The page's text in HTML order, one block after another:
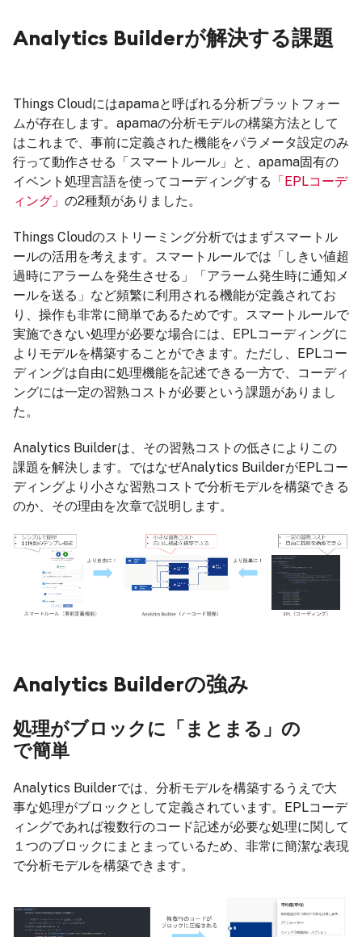
Analytics Builderが解決する課題
Things Cloudにはapamaと呼ばれる分析プラットフォー
ムが存在します。apamaの分析モデルの構築方法として
はこれまで、事前に定義された機能をパラメータ設定のみ
行って動作させる「スマートルール」と、apama固有の
イベント処理言語を使ってコーディングする 「EPLコーデ
ィング」 の2種類がありました。
Things Cloudのストリーミング分析ではまずスマートル
ールの活用を考えます。スマートルールでは「しきい値超
過時にアラームを発生させる」「アラーム発生時に通知メ
ールを送る」など頻繁に利用される機能が定義されてお
り、操作も非常に簡単であるためです。スマートルールで
実施できない処理が必要な場合には、EPLコーディングに
よりモデルを構築することができます。ただし、EPLコー
ディングは自由に処理機能を記述できる一方で、コーディ
ングには一定の習熟コストが必要という課題がありまし
た。
Analytics Builderは、その習熟コストの低さによりこの
課題を解決します。ではなぜAnalytics BuilderがEPLコー
ディングより小さな習熟コストで分析モデルを構築できる
のか、その理由を次章で説明します。
Analytics Builderの強み
処理がブロックに「まとまる」の
で簡単
Analytics Builderでは、分析モデルを構築するうえで大
事な処理がブロックとして定義されています。EPLコーデ
ィングであれば複数行のコード記述が必要な処理に関して
１つのブロックにまとまっているため、非常に簡潔な表現
で分析モデルを構築できます。